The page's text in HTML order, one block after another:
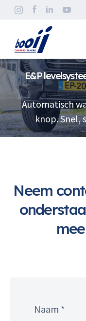
E&P
Automatisch
knop. Snel,
Neem
Naam *